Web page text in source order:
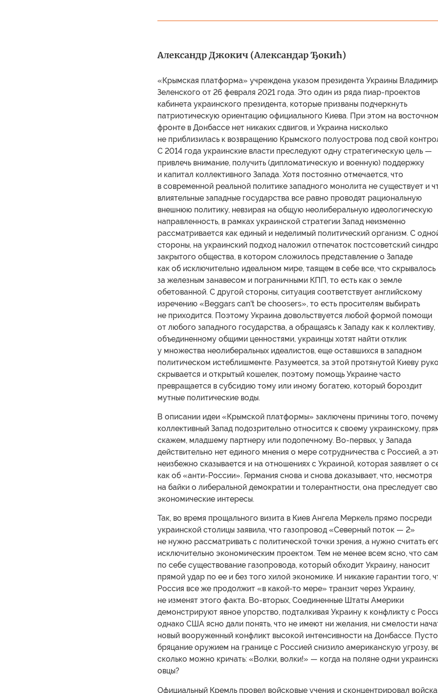
Александр Джокич (Александар Ђокић)
«Крымская платформа» учреждена указом президента Украины
Зеленского от 26 февраля 2021 года. Это один из ряда пиар-проектов
кабинета украинского президента, которые призваны подчеркнуть
патриотическую ориентацию официального Киева. При этом на восточном
фронте в Донбассе нет никаких сдвигов, и Украина нисколько
не приблизилась к возвращению Крымского полуострова под свой
С 2014 года украинские власти преследуют одну стратегическую цель —
привлечь внимание, получить (дипломатическую и военную) поддержку
и капитал коллективного Запада. Хотя постоянно отмечается, что
в современной реальной политике западного монолита не существует и
влиятельные западные государства все равно проводят рациональную
внешнюю политику, невзирая на общую неолиберальную идеологическую
направленность, в рамках украинской стратегии Запад неизменно
рассматривается как единый и неделимый политический организм. С
стороны, на украинский подход наложил отпечаток постсоветский
закрытого общества, в котором сложилось представление о Западе
как об исключительно идеальном мире, таящем в себе все, что скрывалось
за железным занавесом и пограничными КПП, то есть как о земле
обетованной. С другой стороны, ситуация соответствует английскому
изречению «Beggars can't be choosers», то есть просителям выбирать
не приходится. Поэтому Украина довольствуется любой формой помощи
от любого западного государства, а обращаясь к Западу как к коллективу,
объединенному общими ценностями, украинцы хотят найти отклик
у множества неолиберальных идеалистов, еще оставшихся в западном
политическом истеблишменте. Разумеется, за этой протянутой Киеву
скрывается и открытый кошелек, поэтому помощь Украине часто
превращается в субсидию тому или иному богатею, который бороздит
мутные политические воды.
В описании идеи «Крымской платформы» заключены причины того, почему
коллективный Запад подозрительно относится к своему украинскому,
скажем, младшему партнеру или подопечному. Во-первых, у Запада
действительно нет единого мнения о мере сотрудничества с Россией, а
неизбежно сказывается и на отношениях с Украиной, которая заявляет о
как об «анти-России». Германия снова и снова доказывает, что, несмотря
на байки о либеральной демократии и толерантности, она преследует
экономические интересы.
Так, во время прощального визита в Киев Ангела Меркель прямо посреди
украинской столицы заявила, что газопровод «Северный поток — 2»
не нужно рассматривать с политической точки зрения, а нужно считать
исключительно экономическим проектом. Тем не менее всем ясно, что
по себе существование газопровода, который обходит Украину, наносит
прямой удар по ее и без того хилой экономике. И никакие гарантии того,
Россия все же продолжит «в какой-то мере» транзит через Украину,
не изменят этого факта. Во-вторых, Соединенные Штаты Америки
демонстрируют явное упорство, подталкивая Украину к конфликту с
однако США ясно дали понять, что не имеют ни желания, ни смелости
новый вооруженный конфликт высокой интенсивности на Донбассе.
бряцание оружием на границе с Россией снизило американскую угрозу,
сколько можно кричать: «Волки, волки!» — когда на поляне одни
овцы?
Официальный Кремль провел войсковые учения и сконцентрировал войска